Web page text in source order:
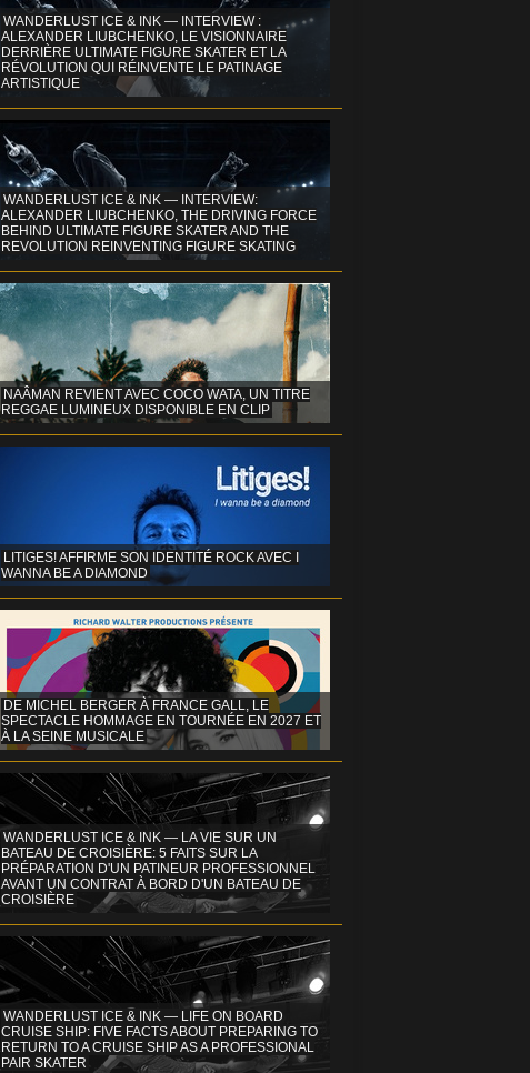
WANDERLUST ICE & INK — INTERVIEW :
ALEXANDER LIUBCHENKO, LE VISIONNAIRE
DERRIÈRE ULTIMATE FIGURE SKATER ET LA
RÉVOLUTION QUI RÉINVENTE LE PATINAGE
ARTISTIQUE
WANDERLUST ICE & INK — INTERVIEW:
ALEXANDER LIUBCHENKO, THE DRIVING FORCE
BEHIND ULTIMATE FIGURE SKATER AND THE
REVOLUTION REINVENTING FIGURE SKATING
NAÂMAN REVIENT AVEC COCO WATA, UN TITRE
REGGAE LUMINEUX DISPONIBLE EN CLIP
LITIGES! AFFIRME SON IDENTITÉ ROCK AVEC I
WANNA BE A DIAMOND
DE MICHEL BERGER À FRANCE GALL, LE
SPECTACLE HOMMAGE EN TOURNÉE EN 2027 ET
À LA SEINE MUSICALE
WANDERLUST ICE & INK — LA VIE SUR UN
BATEAU DE CROISIÈRE: 5 FAITS SUR LA
PRÉPARATION D'UN PATINEUR PROFESSIONNEL
AVANT UN CONTRAT À BORD D'UN BATEAU DE
CROISIÈRE
WANDERLUST ICE & INK — LIFE ON BOARD
CRUISE SHIP: FIVE FACTS ABOUT PREPARING TO
RETURN TO A CRUISE SHIP AS A PROFESSIONAL
PAIR SKATER